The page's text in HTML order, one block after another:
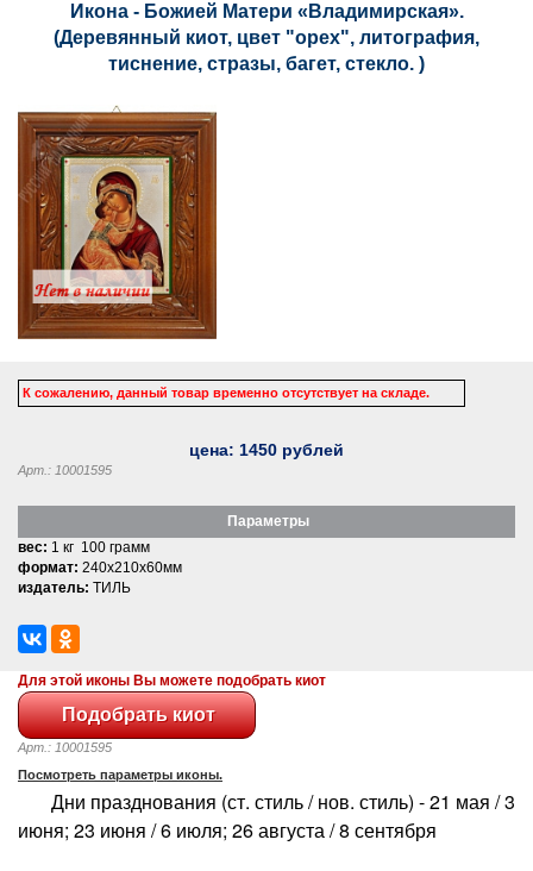
Икона - Божией Матери «Владимирская».
(Деревянный киот, цвет "орех", литография,
тиснение, стразы, багет, стекло. )
К сожалению, данный товар временно отсутствует на складе.
цена: 1450 рублей
Арт.: 10001595
Параметры
вес: 1 кг 100 грамм
формат: 240x210x60мм
издатель: ТИЛЬ
Для этой иконы Вы можете подобрать киот
Арт.: 10001595
Посмотреть параметры иконы.
Дни празднования (ст. стиль / нов. стиль) - 21 мая / 3
июня; 23 июня / 6 июля; 26 августа / 8 сентября